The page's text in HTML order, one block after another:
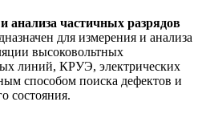
анализа частичных разрядов
для измерения и анализа
высоковольтных
линий, КРУЭ, электрических
способом поиска дефектов и
состояния.